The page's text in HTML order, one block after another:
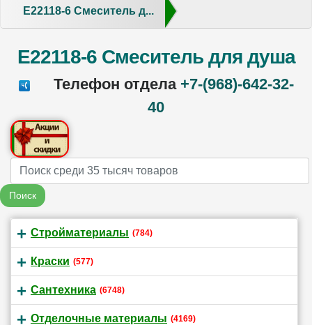
E22118-6 Смеситель д...
E22118-6 Смеситель для душа
Телефон отдела +7-(968)-642-32-
40
Name
Поиск
Стройматериалы (784)
Краски (577)
Сантехника (6748)
Отделочные материалы (4169)